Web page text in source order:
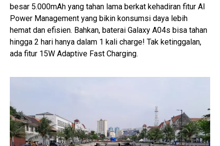
besar 5.000mAh yang tahan lama berkat kehadiran fitur AI
Power Management yang bikin konsumsi daya lebih
hemat dan efisien. Bahkan, baterai Galaxy A04s bisa tahan
hingga 2 hari hanya dalam 1 kali charge! Tak ketinggalan,
ada fitur 15W Adaptive Fast Charging.